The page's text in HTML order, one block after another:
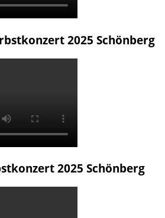
2025 Schönberg
2025 Schönberg